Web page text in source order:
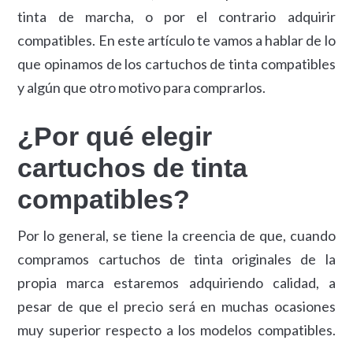
tinta de marcha, o por el contrario adquirir
compatibles. En este artículo te vamos a hablar de lo
que opinamos de los cartuchos de tinta compatibles
y algún que otro motivo para comprarlos.
¿Por qué elegir
cartuchos de tinta
compatibles?
Por lo general, se tiene la creencia de que, cuando
compramos cartuchos de tinta originales de la
propia marca estaremos adquiriendo calidad, a
pesar de que el precio será en muchas ocasiones
muy superior respecto a los modelos compatibles.